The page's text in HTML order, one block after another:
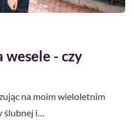
wesele - czy
na moim wieloletnim
i…